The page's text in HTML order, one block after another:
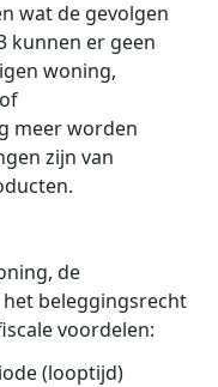
wat de gevolgen
kunnen er geen
woning,
meer worden
zijn van
de
beleggingsrecht
voordelen:
(looptijd)